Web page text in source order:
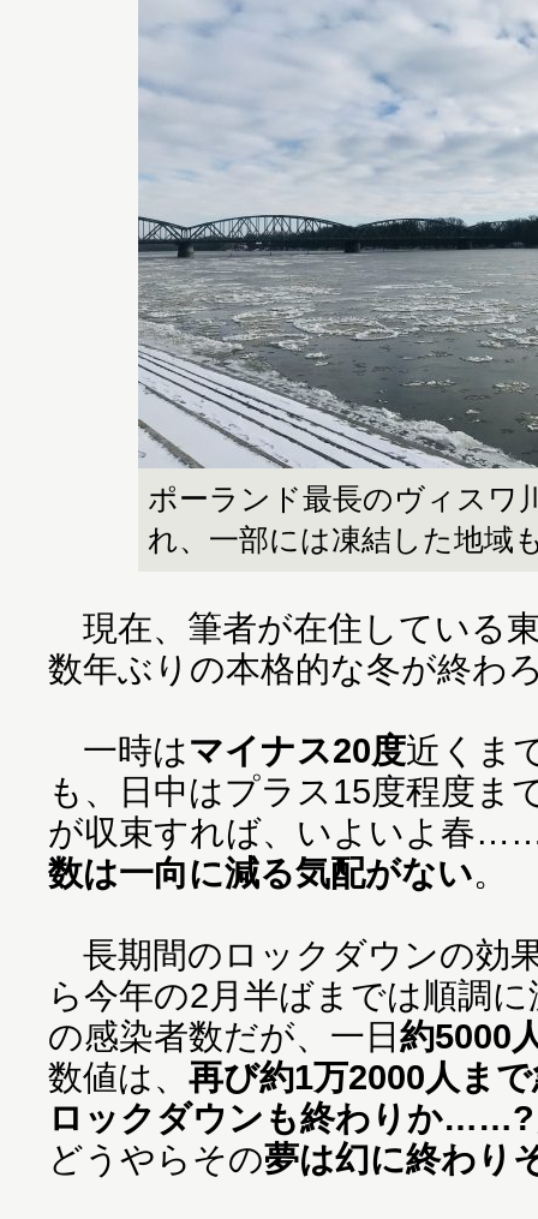
ポーランド最長のヴィスワ
れ、一部には凍結した地域
現在、筆者が在住している
数年ぶりの本格的な冬が終わ
一時はマイナス20度近くま
も、日中はプラス15度程度ま
が収束すれば、いよいよ春
数は一向に減る気配がない。
長期間のロックダウンの効
ら今年の2月半ばまでは順調
の感染者数だが、一日約5000
数値は、 再び約1万2000人ま
ロックダウンも終わりか……?
どうやらその夢は幻に終わり